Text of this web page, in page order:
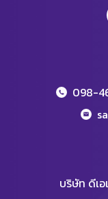
098-
บริษัท ดีเ